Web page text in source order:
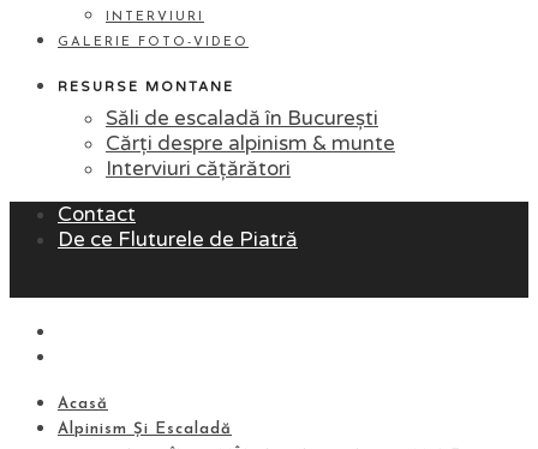
INTERVIURI
GALERIE FOTO-VIDEO
RESURSE MONTANE
Săli de escaladă în București
Cărți despre alpinism & munte
Interviuri cățărători
Contact
De ce Fluturele de Piatră
Acasă
Alpinism Și Escaladă